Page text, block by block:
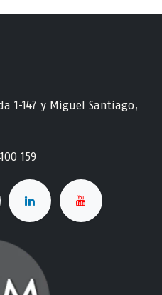
1-147 y Miguel Santiago,
159